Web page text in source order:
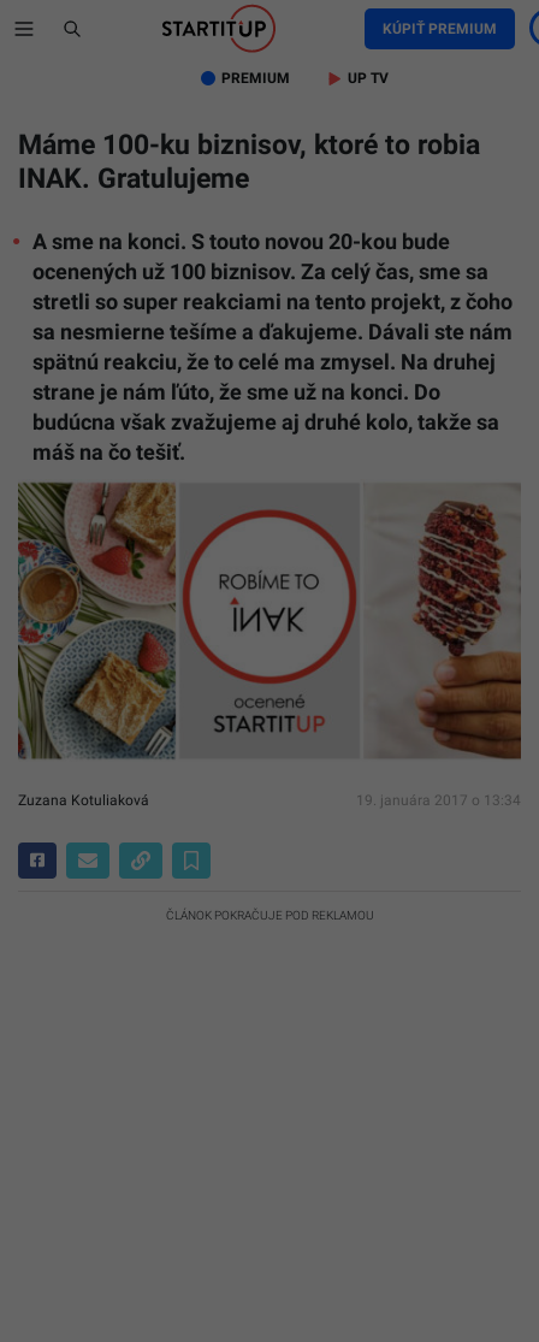
KÚPIŤ PREMIUM
PREMIUM UP TV
Máme 100-ku biznisov, ktoré to robia
INAK. Gratulujeme
A sme na konci. S touto novou 20-kou bude
ocenených už 100 biznisov. Za celý čas, sme sa
stretli so super reakciami na tento projekt, z čoho
sa nesmierne tešíme a ďakujeme. Dávali ste nám
spätnú reakciu, že to celé ma zmysel. Na druhej
strane je nám ľúto, že sme už na konci. Do
budúcna však zvažujeme aj druhé kolo, takže sa
máš na čo tešiť.
Zuzana Kotuliaková 19. januára 2017 o 13:34
ČLÁNOK POKRAČUJE POD REKLAMOU